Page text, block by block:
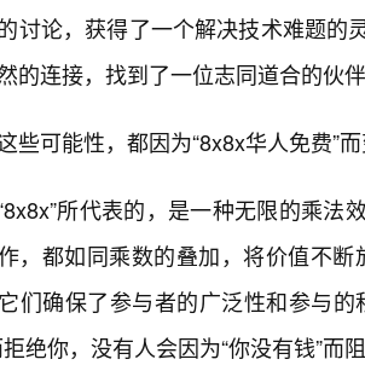
讨论，获得了一个解决技术难题的
的连接，找到了一位志同道合的伙
些可能性，都因为“8x8x华人免费”而
所代表的，是一种无限的乘法
，都如同乘数的叠加，将价值不断
们确保了参与者的广泛性和参与
绝你，没有人会因为“你没有钱”而阻